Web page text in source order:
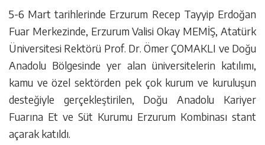
5-6 Mart tarihlerinde Erzurum Recep Tayyip Erdoğan
Fuar Merkezinde, Erzurum Valisi Okay MEMİŞ, Atatürk
Üniversitesi Rektörü Prof. Dr. Ömer ÇOMAKLI ve Doğu
Anadolu Bölgesinde yer alan üniversitelerin katılımı,
kamu ve özel sektörden pek çok kurum ve kuruluşun
desteğiyle gerçekleştirilen, Doğu Anadolu Kariyer
Fuarına Et ve Süt Kurumu Erzurum Kombinası stant
açarak katıldı.